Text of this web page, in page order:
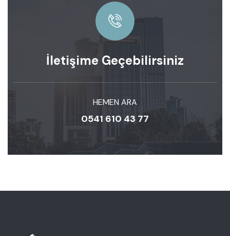
İletişime Geçebilirsiniz
HEMEN ARA
0541 610 43 77